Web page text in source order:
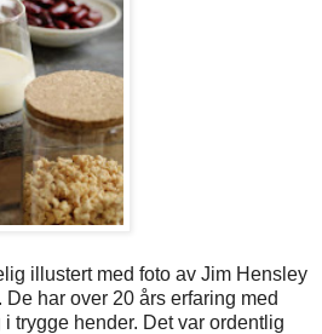
illustert med foto av Jim Hensley
har over 20 års erfaring med
trygge hender. Det var ordentlig